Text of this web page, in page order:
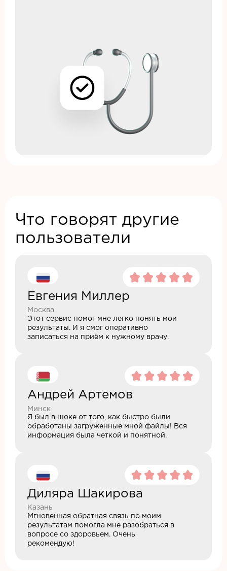
Что говорят другие
пользователи
Евгения Миллер
Москва
Этот сервис помог мне легко понять мои
результаты. И я смог оперативно
записаться на приём к нужному врачу.
Андрей Артемов
Минск
Я был в шоке от того, как быстро были
обработаны загруженные мной файлы! Вся
информация была четкой и понятной.
Диляра Шакирова
Казань
Мгновенная обратная связь по моим
результатам помогла мне разобраться в
вопросе со здоровьем. Очень
рекомендую!